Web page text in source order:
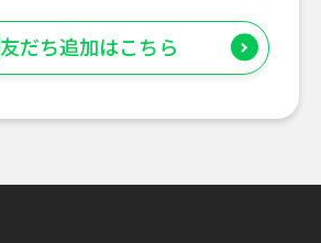
友だち追加はこちら